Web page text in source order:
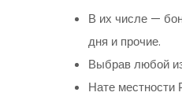
В их числе —
дня и прочие.
Выбрав любой
Нате местности